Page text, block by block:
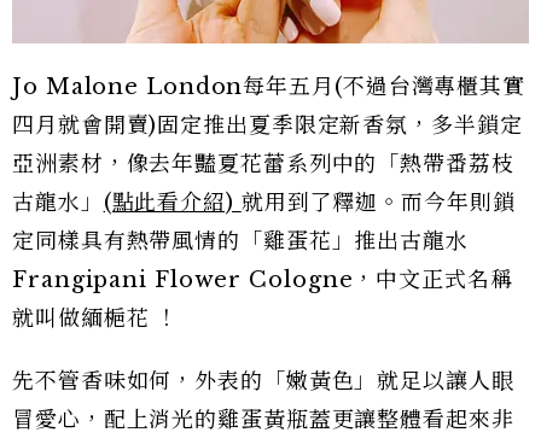
Jo Malone London每年五月(不過台灣專櫃其實
四月就會開賣)固定推出夏季限定新香氛，多半鎖定
亞洲素材，像去年豔夏花蕾系列中的「熱帶番荔枝
古龍水」 (點此看介紹) 就用到了釋迦。而今年則鎖
定同樣具有熱帶風情的「雞蛋花」推出古龍水
Frangipani Flower Cologne，中文正式名稱
就叫做緬梔花 ！
先不管香味如何，外表的「嫩黃色」就足以讓人眼
冒愛心，配上消光的雞蛋黃瓶蓋更讓整體看起來非